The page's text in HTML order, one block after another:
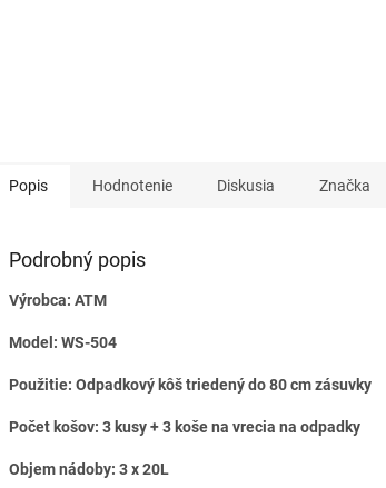
Popis Hodnotenie Diskusia Značka
Podrobný popis
Výrobca: ATM
Model: WS-504
Použitie: Odpadkový kôš triedený do 80 cm zásuvky
Počet košov: 3 kusy + 3 koše na vrecia na odpadky
Objem nádoby: 3 x 20L